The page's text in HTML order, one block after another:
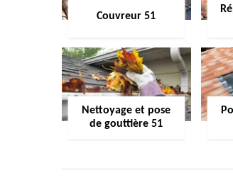
Couvreur 51
Nettoyage et pose
de gouttière 51